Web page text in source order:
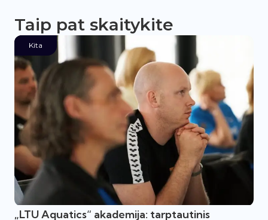
Taip pat skaitykite
Kita
„LTU Aquatics“ akademija: tarptautinis